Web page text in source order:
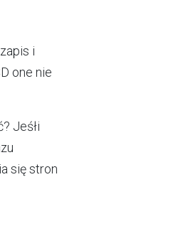
i
one nie
Jeśłi
się stron